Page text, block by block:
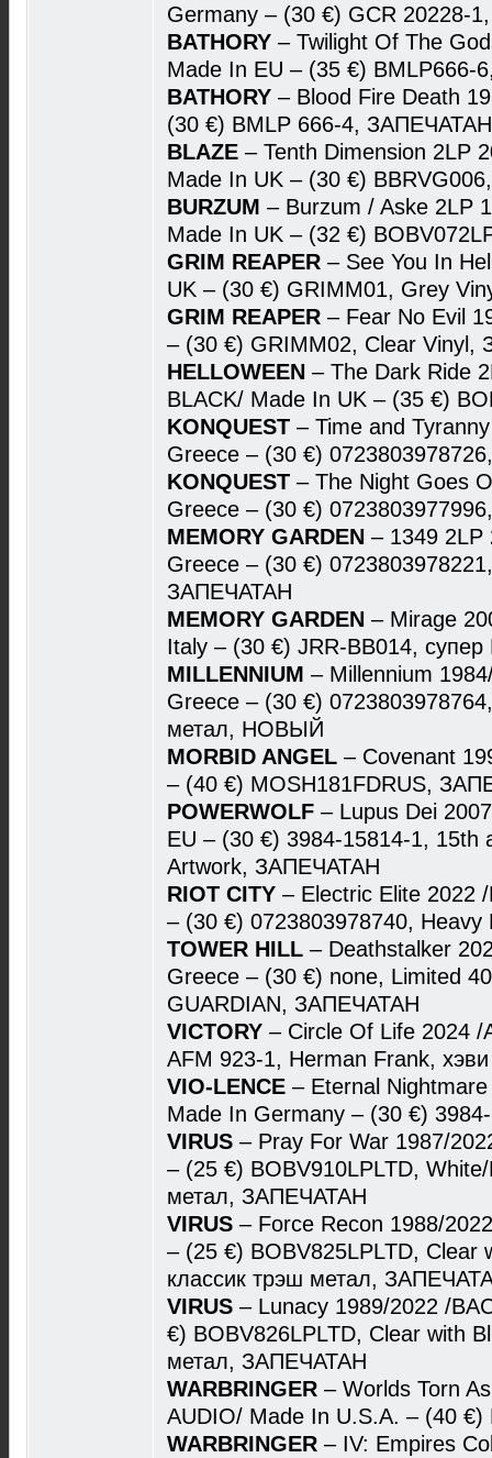
Germany – (30 €) GCR 20228-
BATHORY – Twilight Of The
Made In EU – (35 €)
BATHORY – Blood Fire Death
(30 €) BMLP 666-4, ЗАПЕЧАТАН
BLAZE – Tenth Dimension 2LP
Made In UK – (30 €)
BURZUM – Burzum / Aske 2LP
Made In UK – (32 €)
GRIM REAPER – See You In
UK – (30 €) GRIMM01, Grey
GRIM REAPER – Fear No Evil
– (30 €) GRIMM02, Clear
HELLOWEEN – The Dark Ride
BLACK/ Made In UK – (35 €)
KONQUEST – Time and
Greece – (30 €)
KONQUEST – The Night Goes
Greece – (30 €)
MEMORY GARDEN – 1349 2LP
Greece – (30 €)
ЗАПЕЧАТАН
MEMORY GARDEN – Mirage
Italy – (30 €) JRR-BB014,
MILLENNIUM – Millennium
Greece – (30 €)
метал, НОВЫЙ
MORBID ANGEL – Covenant
– (40 €) MOSH181FDRUS,
POWERWOLF – Lupus Dei
EU – (30 €) 3984-15814-1, 15th
Artwork, ЗАПЕЧАТАН
RIOT CITY – Electric Elite 2022
– (30 €) 0723803978740,
TOWER HILL – Deathstalker
Greece – (30 €) none, Limited
GUARDIAN, ЗАПЕЧАТАН
VICTORY – Circle Of Life 2024
AFM 923-1, Herman Frank,
VIO-LENCE – Eternal
Made In Germany – (30 €)
VIRUS – Pray For War 1987/
– (25 €) BOBV910LPLTD,
метал, ЗАПЕЧАТАН
VIRUS – Force Recon 1988/
– (25 €) BOBV825LPLTD, Clear
классик трэш метал,
VIRUS – Lunacy 1989/2022 /
€) BOBV826LPLTD, Clear with
метал, ЗАПЕЧАТАН
WARBRINGER – Worlds Torn
AUDIO/ Made In U.S.A. – (40
WARBRINGER – IV: Empires